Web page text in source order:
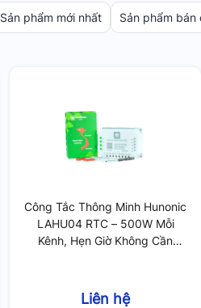
Sản phẩm mới nhất Sản phẩm bán
Công Tắc Thông Minh Hunonic
LAHU04 RTC – 500W Mỗi
Kênh, Hẹn Giờ Không Cần
Liên hệ